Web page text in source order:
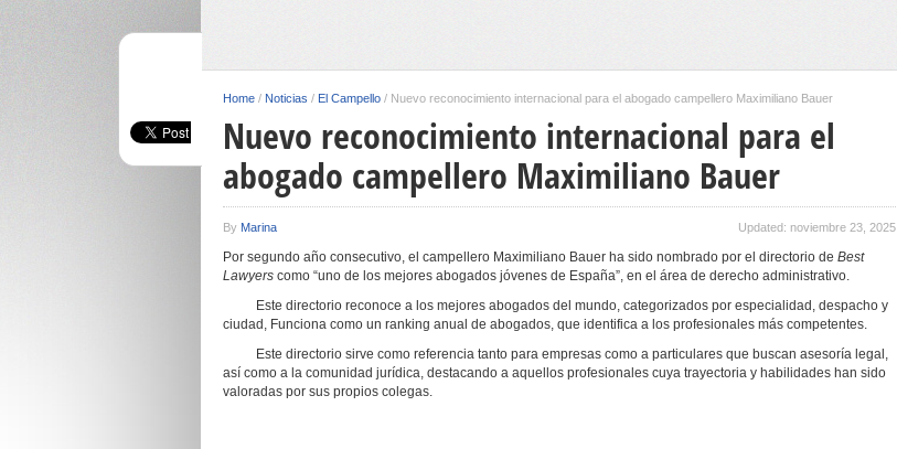
Home / Noticias / El Campello / Nuevo reconocimiento internacional para el abogado campellero Maximiliano Bauer
Nuevo reconocimiento internacional para el
abogado campellero Maximiliano Bauer
By Marina Updated: noviembre 23, 2025
Por segundo año consecutivo, el campellero Maximiliano Bauer ha sido nombrado por el directorio de Best
Lawyers como “uno de los mejores abogados jóvenes de España”, en el área de derecho administrativo.
Este directorio reconoce a los mejores abogados del mundo, categorizados por especialidad, despacho y
ciudad, Funciona como un ranking anual de abogados, que identifica a los profesionales más competentes.
Este directorio sirve como referencia tanto para empresas como a particulares que buscan asesoría legal,
así como a la comunidad jurídica, destacando a aquellos profesionales cuya trayectoria y habilidades han sido
valoradas por sus propios colegas.